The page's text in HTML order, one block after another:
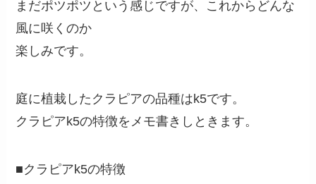
まだポツポツという感じですが、これからどんな
風に咲くのか
楽しみです。
庭に植栽したクラピアの品種はk5です。
クラピアk5の特徴をメモ書きしときます。
■クラピアk5の特徴